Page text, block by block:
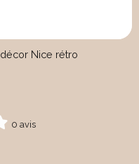
Nice rétro
0 avis